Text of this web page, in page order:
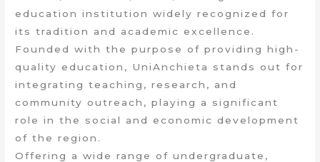
education institution widely recognized for
its tradition and academic excellence.
Founded with the purpose of providing high-
quality education, UniAnchieta stands out for
integrating teaching, research, and
community outreach, playing a significant
role in the social and economic development
of the region.
Offering a wide range of undergraduate,